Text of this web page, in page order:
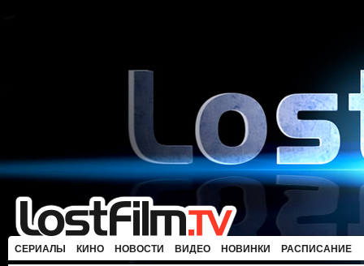
СЕРИАЛЫ КИНО НОВОСТИ ВИДЕО НОВИНКИ РАСПИСАНИЕ